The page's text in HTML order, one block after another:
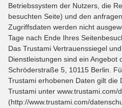
Betriebssystem der Nutzers, die
besuchten Seite) und den
Zugriffsdaten werden nicht
Tage nach Ende Ihres
Das Trustami Vertrauenssiegel
Dienstleistungen sind ein Angebot
Schröderstraße 5, 10115 Berlin.
Trustami erhobenen Daten gilt die
Trustami unter www.trustami.com/
(http://www.trustami.com/